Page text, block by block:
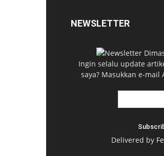
NEWSLETTER
Ingin selalu update
saya? Masukkan e-
Delivered by